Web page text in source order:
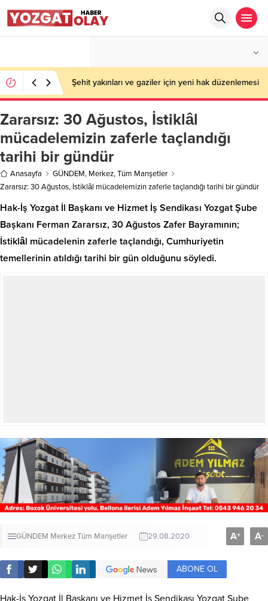
Şehit yakınları ve gaziler için yeni hak düzenlemesi
Zararsız: 30 Ağustos, İstiklâl
mücadelemizin zaferle taçlandığı
tarihi bir gündür
Anasayfa GÜNDEM, Merkez,Tüm Manşetler
Zararsız: 30 Ağustos, İstiklâl mücadelemizin zaferle taçlandığı tarihi bir gündür
Hak-İş Yozgat İl Başkanı ve Hizmet İş Sendikası Yozgat Şube
Başkanı Ferman Zararsız, 30 Ağustos Zafer Bayramının;
İstiklâl mücadelenin zaferle taçlandığı, Cumhuriyetin
temellerinin atıldığı tarihi bir gün olduğunu söyledi.
GÜNDEM MerkezTüm Manşetler 29.08.2020 A+ A-
ABONE OL